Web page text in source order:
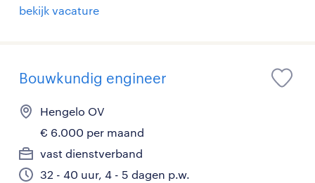
bekijk vacature
Bouwkundig engineer
Hengelo OV
€ 6.000 per maand
vast dienstverband
32 - 40 uur, 4 - 5 dagen p.w.